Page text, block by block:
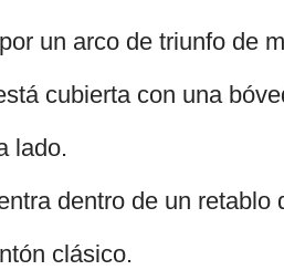
un arco de triunfo de
cubierta con una
lado.
dentro de un retablo
clásico.